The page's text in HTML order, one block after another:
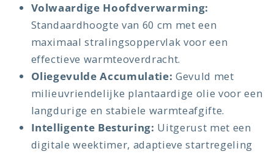
Volwaardige Hoofdverwarming:
Standaardhoogte van 60 cm met een
maximaal stralingsoppervlak voor een
effectieve warmteoverdracht.
Oliegevulde Accumulatie: Gevuld met
milieuvriendelijke plantaardige olie voor een
langdurige en stabiele warmteafgifte.
Intelligente Besturing: Uitgerust met een
digitale weektimer, adaptieve startregeling